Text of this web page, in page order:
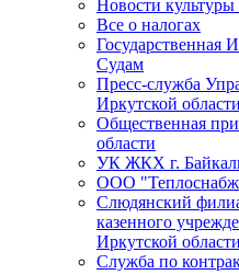
Новости культуры
Все о налогах
Судам
Пресс-служба
Иркутской области
Общественная
области
УК ЖКХ г.
ООО
Слюдянский
казенного
Иркутской
Служба по